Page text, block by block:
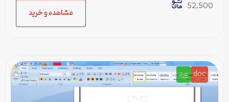
52,500
مشاهده و خرید
doc ورد